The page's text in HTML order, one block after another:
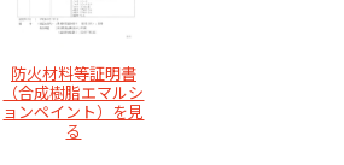
防火材料等証明書
（合成樹脂エマルシ
ョンペイント）を見
る